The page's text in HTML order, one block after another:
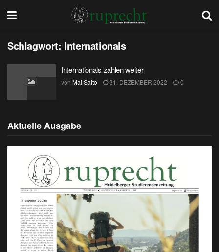
Schlagwort: Internationals
Internationals zahlen weiter
von Mai Saito 31. DEZEMBER 2022 0
Aktuelle Ausgabe